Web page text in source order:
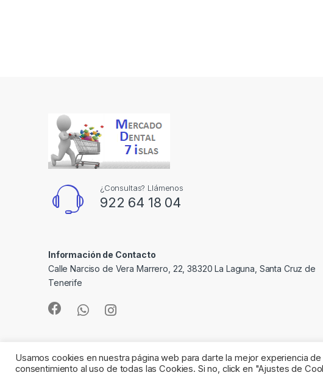
¿Consultas? Llámenos
922 64 18 04
Información de Contacto
Calle Narciso de Vera Marrero, 22, 38320 La Laguna, Santa Cruz de
Tenerife
©Mercado Dental 7 Islas - All Rights Reserved
Usamos cookies en nuestra página web para darte la mejor experiencia
consentimiento al uso de todas las Cookies. Si no, click en "Ajustes de